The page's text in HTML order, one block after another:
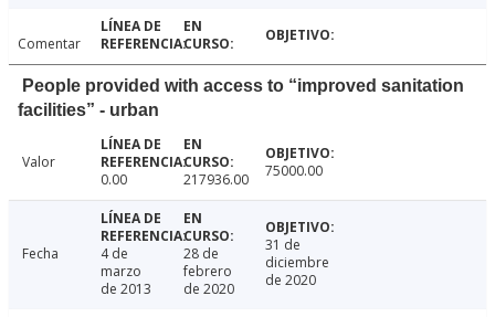
Comentar
People provided with access to “improved sanitation
facilities” - urban
Valor
0.00
217936.00 75000.00
Fecha
4 de
marzo
de 2013
28 de
febrero
de 2020
31 de
diciembre
de 2020